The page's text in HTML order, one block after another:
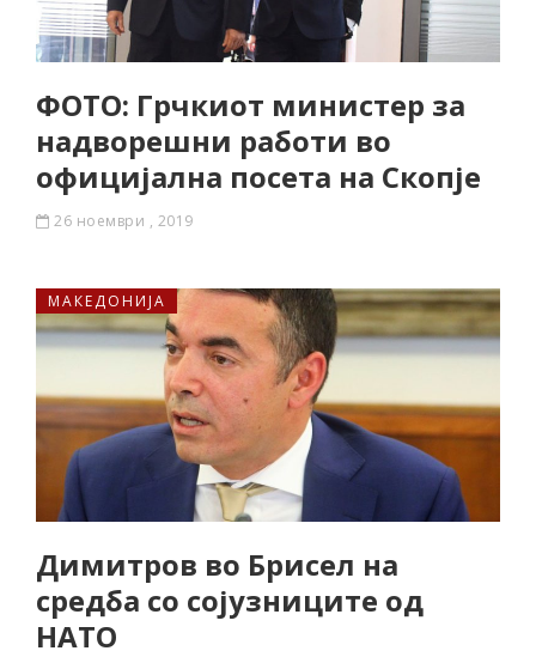
ФОТО: Грчкиот министер за
надворешни работи во
официјална посета на Скопје
26 ноември , 2019
МАКЕДОНИЈА
Димитров во Брисел на
средба со сојузниците од
НАТО